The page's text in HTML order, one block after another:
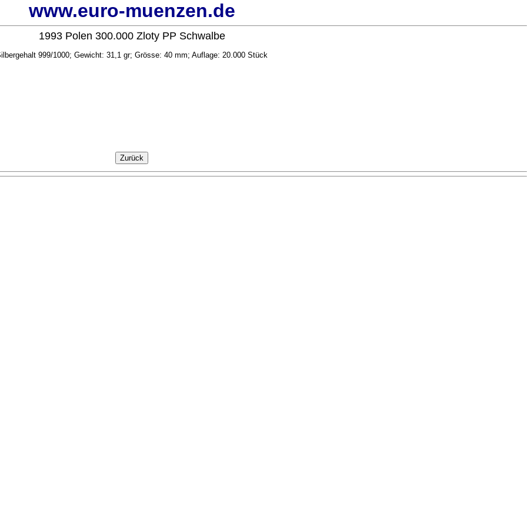
www.euro-muenzen.de
1993 Polen 300.000 Zloty PP Schwalbe
999/1000; Gewicht: 31,1 gr; Grösse: 40 mm; Auflage: 20.000 Stück